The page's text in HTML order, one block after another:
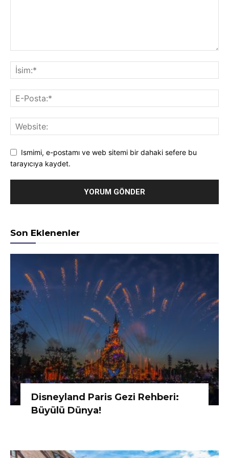
Ismimi, e-postamı ve web sitemi bir dahaki sefere bu
tarayıcıya kaydet.
Son Eklenenler
Disneyland Paris Gezi Rehberi:
Büyülü Dünya!